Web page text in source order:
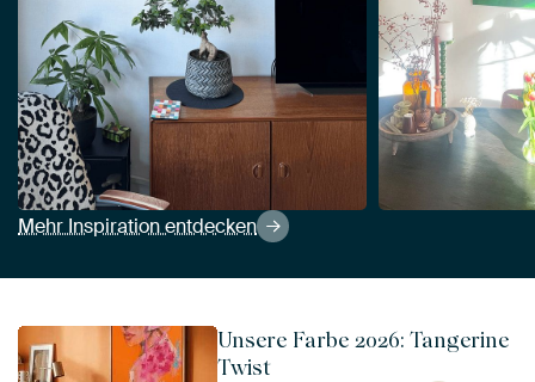
Mehr Inspiration entdecken
Unsere Farbe 2026: Tangerine
Twist